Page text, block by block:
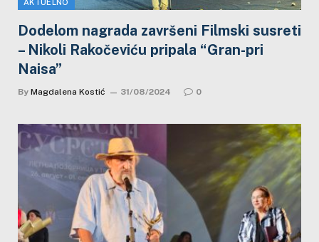
AKTUELNO
Dodelom nagrada završeni Filmski susreti
– Nikoli Rakočeviću pripala “Gran-pri
Naisa”
By Magdalena Kostić 31/08/2024 0